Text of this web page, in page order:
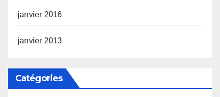
janvier 2016
janvier 2013
Catégories